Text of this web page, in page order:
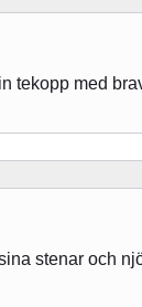
tekopp med
stenar och